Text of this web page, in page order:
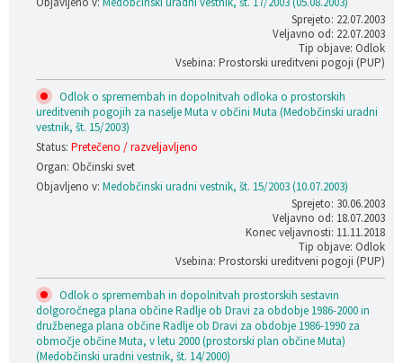
Sprejeto: 22.07.2003
Veljavno od: 22.07.2003
Tip objave: Odlok
Vsebina: Prostorski ureditveni pogoji (PUP)
Odlok o spremembah in dopolnitvah odloka o prostorskih
ureditvenih pogojih za naselje Muta v občini Muta (Medobčinski uradni
vestnik, št. 15/2003)
Status: Pretečeno / razveljavljeno
Organ: Občinski svet
Objavljeno v: Medobčinski uradni vestnik, št. 15/2003 (10.07.2003)
Sprejeto: 30.06.2003
Veljavno od: 18.07.2003
Konec veljavnosti: 11.11.2018
Tip objave: Odlok
Vsebina: Prostorski ureditveni pogoji (PUP)
Odlok o spremembah in dopolnitvah prostorskih sestavin
dolgoročnega plana občine Radlje ob Dravi za obdobje 1986-2000 in
družbenega plana občine Radlje ob Dravi za obdobje 1986-1990 za
območje občine Muta, v letu 2000 (prostorski plan občine Muta)
(Medobčinski uradni vestnik, št. 14/2000)